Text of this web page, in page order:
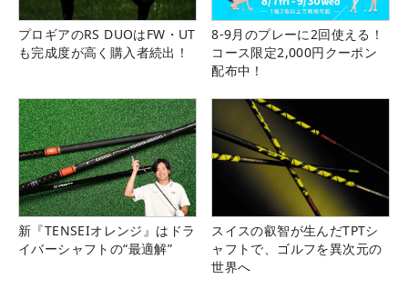
プロギアのRS DUOはFW・UT
も完成度が高く購入者続出！
8-9月のプレーに2回使える！
コース限定2,000円クーポン
配布中！
新『TENSEIオレンジ』はドラ
イバーシャフトの“最適解”
スイスの叡智が生んだTPTシ
ャフトで、ゴルフを異次元の
世界へ